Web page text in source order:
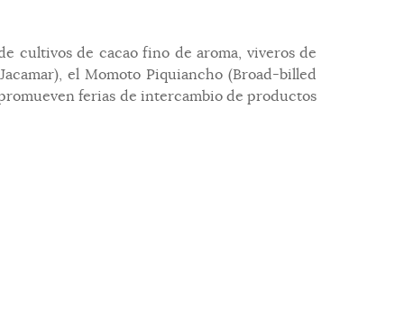
cultivos de cacao fino de aroma, viveros de
el Momoto Piquiancho (Broad-billed
ferias de intercambio de productos